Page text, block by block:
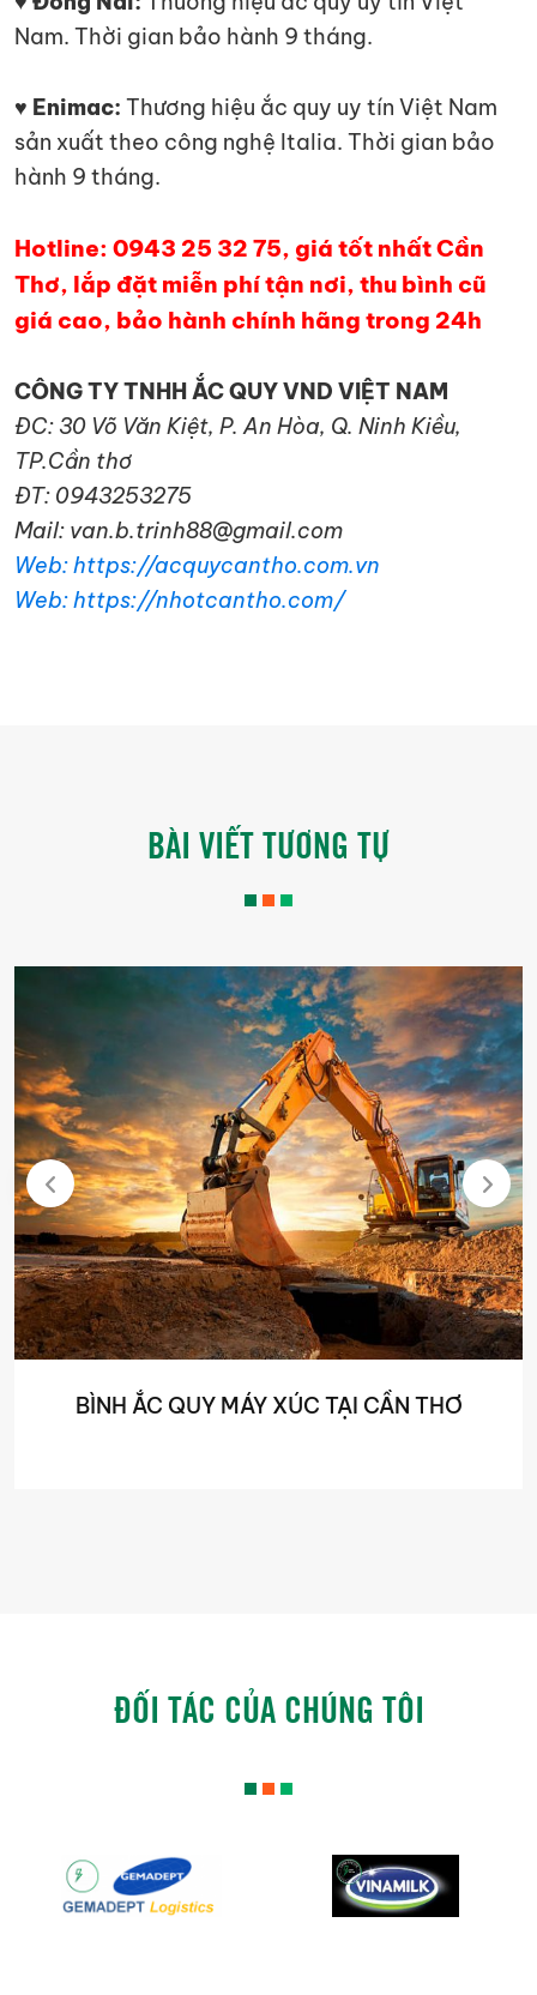
Nam. Thời gian bảo hành 9 tháng.
♥ Enimac: Thương hiệu ắc quy uy tín Việt Nam
sản xuất theo công nghệ Italia. Thời gian bảo
hành 9 tháng.
Hotline: 0943 25 32 75, giá tốt nhất Cần
Thơ, lắp đặt miễn phí tận nơi, thu bình cũ
giá cao, bảo hành chính hãng trong 24h
CÔNG TY TNHH ẮC QUY VND VIỆT NAM
ĐC: 30 Võ Văn Kiệt, P. An Hòa, Q. Ninh Kiều,
TP.Cần thơ
ĐT: 0943253275
Mail: van.b.trinh88@gmail.com
Web: https://acquycantho.com.vn
Web: https://nhotcantho.com/
BÀI VIẾT TƯƠNG TỰ
BÌNH ẮC QUY MÁY XÚC TẠI CẦN THƠ
ĐỐI TÁC CỦA CHÚNG TÔI